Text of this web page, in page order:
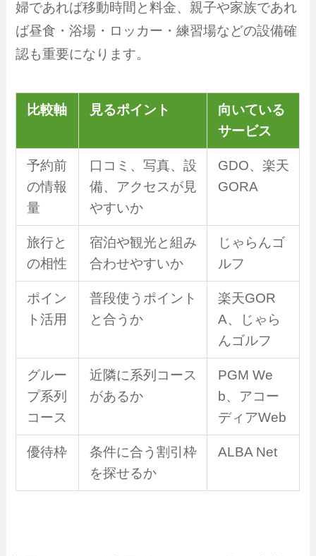
婦であれば移動時間と料金、親子や家族であれ
ば昼食・浴場・ロッカー・練習場などの設備確
認も重要になります。
比較軸 見るポイント
向いている
サービス
予約前
の情報
量
口コミ、写真、設
備、アクセスが見
やすいか
GDO、楽天
GORA
旅行と
の相性
宿泊や観光と組み
合わせやすいか
じゃらんゴ
ルフ
ポイン
ト活用
普段使うポイント
と合うか
楽天GOR
A、じゃら
んゴルフ
グルー
プ系列
コース
近隣に系列コース
があるか
PGM We
b、アコー
ディアWeb
優待枠
条件に合う割引枠
を探せるか
ALBA Net